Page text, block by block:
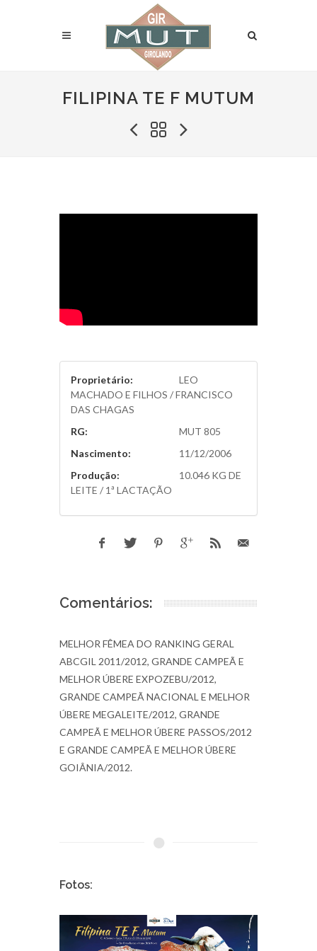
FILIPINA TE F MUTUM
Proprietário:
LEO
MACHADO E FILHOS / FRANCISCO
DAS CHAGAS
RG:
MUT 805
Nascimento:
11/12/2006
Produção:
10.046 KG DE
LEITE / 1ª LACTAÇÃO
Comentários:
MELHOR FÊMEA DO RANKING GERAL
ABCGIL 2011/2012, GRANDE CAMPEÃ E
MELHOR ÚBERE EXPOZEBU/2012,
GRANDE CAMPEÃ NACIONAL E MELHOR
ÚBERE MEGALEITE/2012, GRANDE
CAMPEÃ E MELHOR ÚBERE PASSOS/2012
E GRANDE CAMPEÃ E MELHOR ÚBERE
GOIÂNIA/2012.
Fotos: